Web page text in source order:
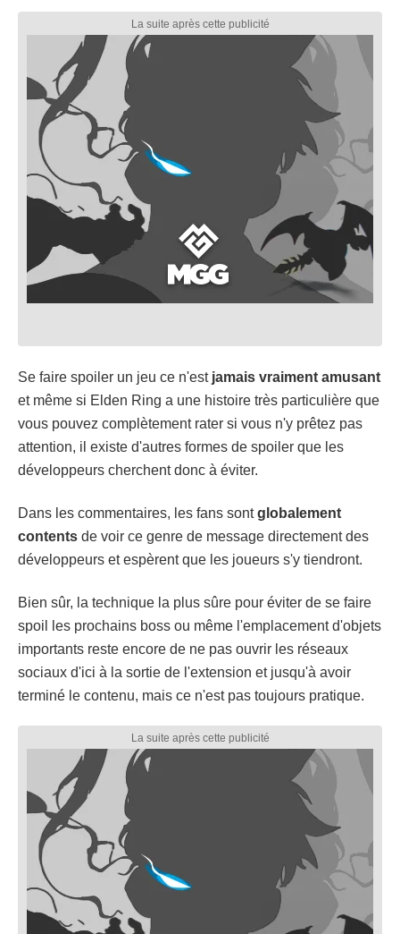
Se faire spoiler un jeu ce n'estjamais vraiment amusant
et même si Elden Ring a une histoire très particulière que
vous pouvez complètement rater si vous n'y prêtez pas
attention, il existe d'autres formes de spoiler que les
développeurs cherchent donc à éviter.
Dans les commentaires, les fans sontglobalement
contents de voir ce genre de message directement des
développeurs et espèrent que les joueurs s'y tiendront.
Bien sûr, la technique la plus sûre pour éviter de se faire
spoil les prochains boss ou même l'emplacement d'objets
importants reste encore de ne pas ouvrir les réseaux
sociaux d'ici à la sortie de l'extension et jusqu'à avoir
terminé le contenu, mais ce n'est pas toujours pratique.